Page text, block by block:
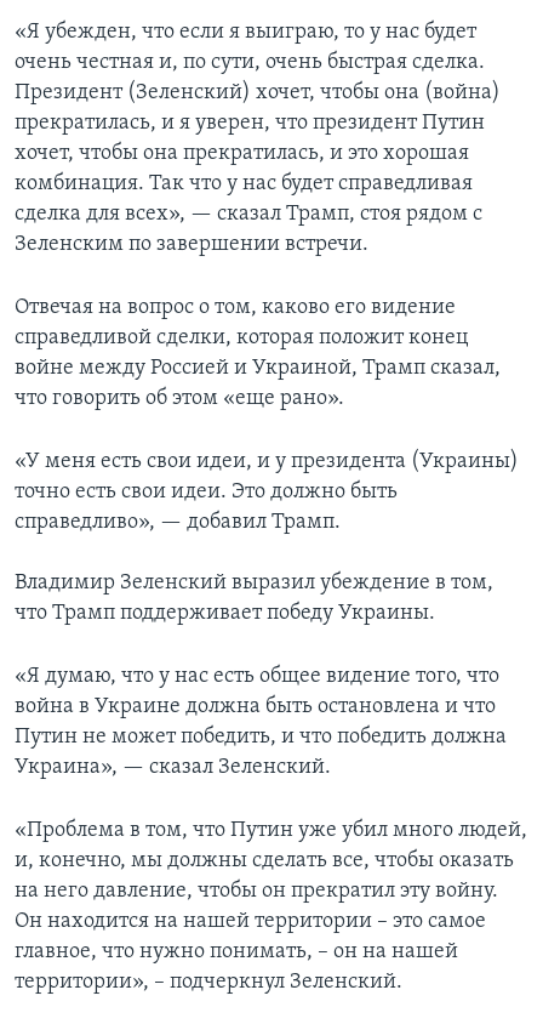
«Я убежден, что если я выиграю, то у нас будет
очень честная и, по сути, очень быстрая сделка.
Президент (Зеленский) хочет, чтобы она (война)
прекратилась, и я уверен, что президент Путин
хочет, чтобы она прекратилась, и это хорошая
комбинация. Так что у нас будет справедливая
сделка для всех», — сказал Трамп, стоя рядом с
Зеленским по завершении встречи.
Отвечая на вопрос о том, каково его видение
справедливой сделки, которая положит конец
войне между Россией и Украиной, Трамп сказал,
что говорить об этом «еще рано».
«У меня есть свои идеи, и у президента (Украины)
точно есть свои идеи. Это должно быть
справедливо», — добавил Трамп.
Владимир Зеленский выразил убеждение в том,
что Трамп поддерживает победу Украины.
«Я думаю, что у нас есть общее видение того, что
война в Украине должна быть остановлена и что
Путин не может победить, и что победить должна
Украина», — сказал Зеленский.
«Проблема в том, что Путин уже убил много людей,
и, конечно, мы должны сделать все, чтобы оказать
на него давление, чтобы он прекратил эту войну.
Он находится на нашей территории – это самое
главное, что нужно понимать, – он на нашей
территории», – подчеркнул Зеленский.